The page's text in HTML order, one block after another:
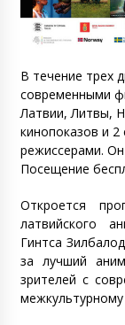
В течение трех
современными
Латвии, Литвы,
кинопоказов и 2
режиссерами.
Посещение
Откроется
латвийского
Гинтса
за лучший
зрителей с
межкультурному